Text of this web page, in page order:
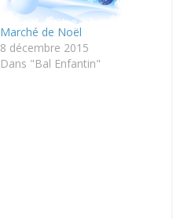
Marché de Noël
8 décembre 2015
Dans "Bal Enfantin"